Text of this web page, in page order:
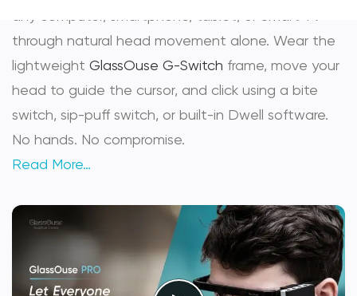
through natural head movement alone. Wear the
lightweight GlassOuse G-Switch frame, move your
head to guide the cursor, and click using a bite
switch, sip-puff switch, or built-in Dwell software.
No hands. No compromise.
Read More…